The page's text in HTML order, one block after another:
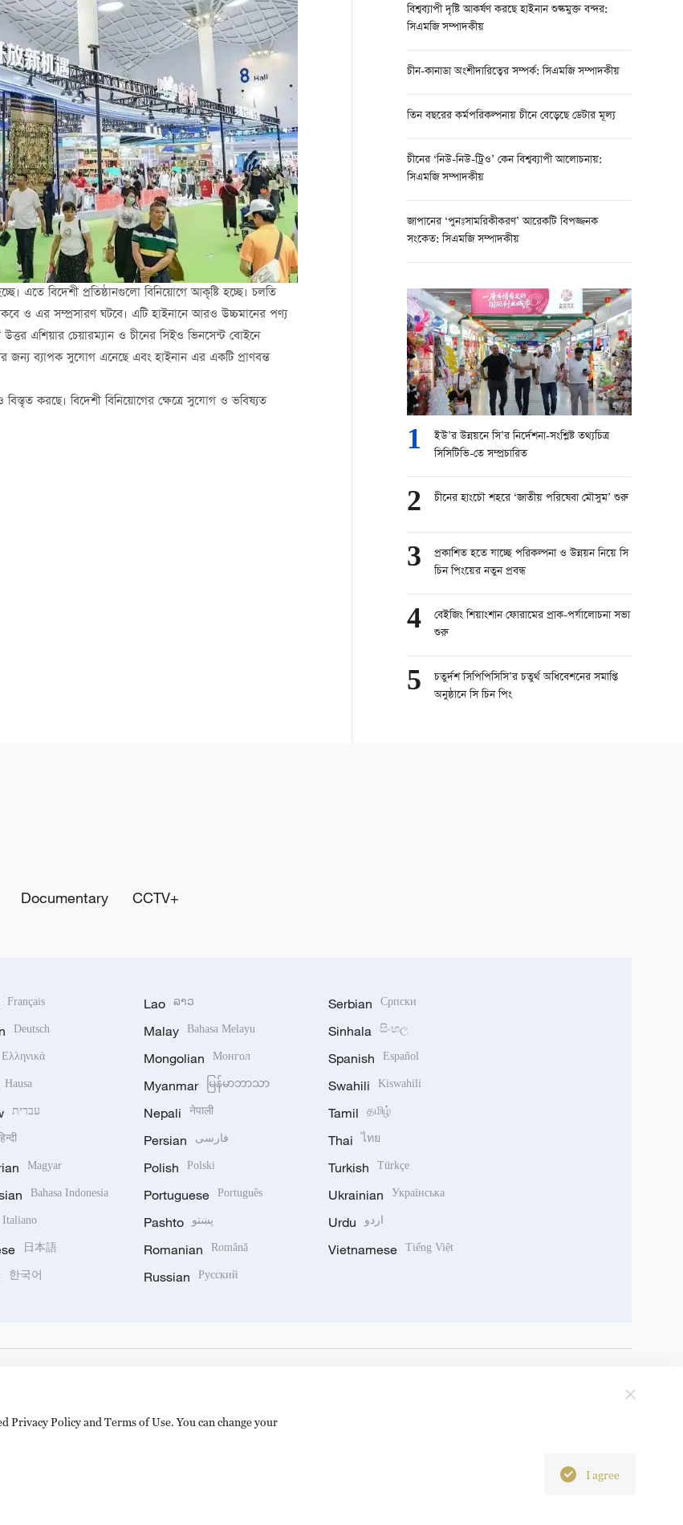
এতে বিদেশী প্রতিষ্ঠানগুলো বিনিয়োগে আকৃষ্টি হচ্ছে। চলতি
ও এর সম্প্রসারণ ঘটবে। এটি হাইনানে আরও উচ্চমানের পণ্য
এশিয়ার চেয়ারম্যান ও চীনের সিইও ভিনসেন্ট বোইনে
জন্য ব্যাপক সুযোগ এনেছে এবং হাইনান এর একটি প্রাণবন্ত
করছে। বিদেশী বিনিয়োগের ক্ষেত্রে সুযোগ ও ভবিষ্যত
বিশ্বব্যাপী দৃষ্টি আকর্ষণ করছে হাইনান শুল্কমুক্ত বন্দর:
সিএমজি সম্পাদকীয়
চীন-কানাডা অংশীদারিত্বের সম্পর্ক: সিএমজি সম্পাদকীয়
তিন বছরের কর্মপরিকল্পনায় চীনে বেড়েছে ডেটার মূল্য
চীনের ‘নিউ-নিউ-ট্রিও’ কেন বিশ্বব্যাপী আলোচনায়:
সিএমজি সম্পাদকীয়
জাপানের ‘পুনঃসামরিকীকরণ’ আরেকটি বিপজ্জনক
সংকেত: সিএমজি সম্পাদকীয়
1
ইউ’র উন্নয়নে সি’র নির্দেশনা-সংশ্লিষ্ট তথ্যচিত্র
সিসিটিভি-তে সম্প্রচারিত
2 চীনের হাংচৌ শহরে ‘জাতীয় পরিষেবা মৌসুম’ শুরু
3
প্রকাশিত হতে যাচ্ছে পরিকল্পনা ও উন্নয়ন নিয়ে সি
চিন পিংয়ের নতুন প্রবন্ধ
4
বেইজিং শিয়াংশান ফোরামের প্রাক-পর্যালোচনা সভা
শুরু
5
চতুর্দশ সিপিপিসিসি’র চতুর্থ অধিবেশনের সমাপ্তি
অনুষ্ঠানে সি চিন পিং
Documentary CCTV+
Français
Deutsch
Ελληνικά
Hausa
עברית
Magyar
Bahasa Indonesia
Italiano
日本語
한국어
Lao ລາວ
Malay Bahasa Melayu
Mongolian Монгол
Myanmar မြန်မာဘာသာ
Nepali नेपाली
Persian فارسی
Polish Polski
Portuguese Português
Pashto پښتو
Romanian Română
Russian Русский
Serbian Српски
Sinhala සිංහල
Spanish Español
Swahili Kiswahili
Tamil தமிழ்
Thai ไทย
Turkish Türkçe
Ukrainian Українська
Urdu اردو
Vietnamese Tiếng Việt
Privacy Policy and Terms of Use. You can change your
I agree